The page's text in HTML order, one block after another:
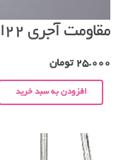
مقاومت آجری ۲۲اهم ۵W
25.000 تومان
افزودن به سبد خرید